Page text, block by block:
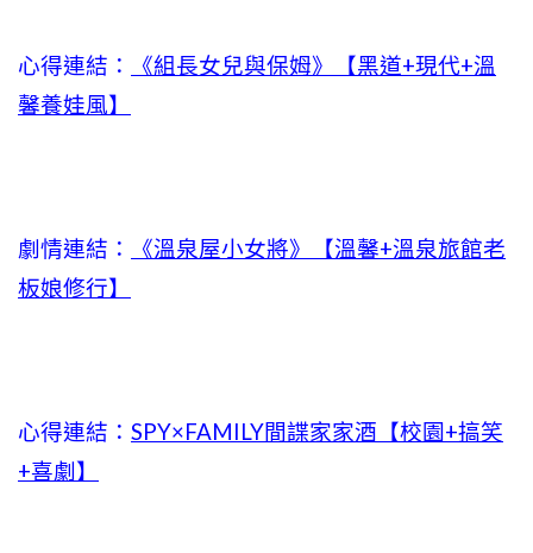
心得連結：
《組長女兒與保姆》【黑道+現代+溫
馨養娃風】
劇情連結：
《溫泉屋小女將》【溫馨+溫泉旅館老
板娘修行】
心得連結： SPY×FAMILY間諜家家酒【校園+搞笑
+喜劇】